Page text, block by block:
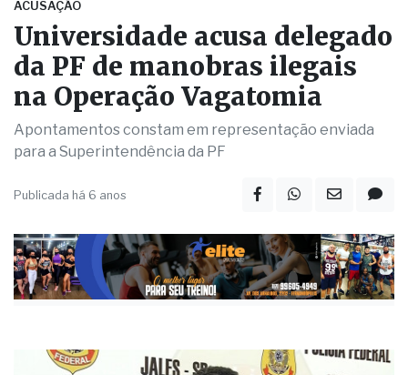
ACUSAÇÃO
Universidade acusa delegado
da PF de manobras ilegais
na Operação Vagatomia
Apontamentos constam em representação enviada
para a Superintendência da PF
Publicada há 6 anos